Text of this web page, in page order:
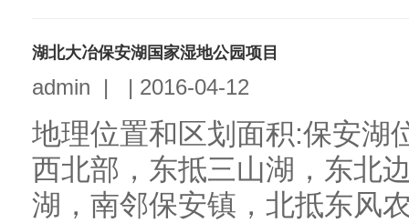
湖北大冶保安湖国家湿地公园项目
admin | | 2016-04-12
地理位置和区划面积:保安湖
西北部，东抵三山湖，东北
湖，南邻保安镇，北抵东风